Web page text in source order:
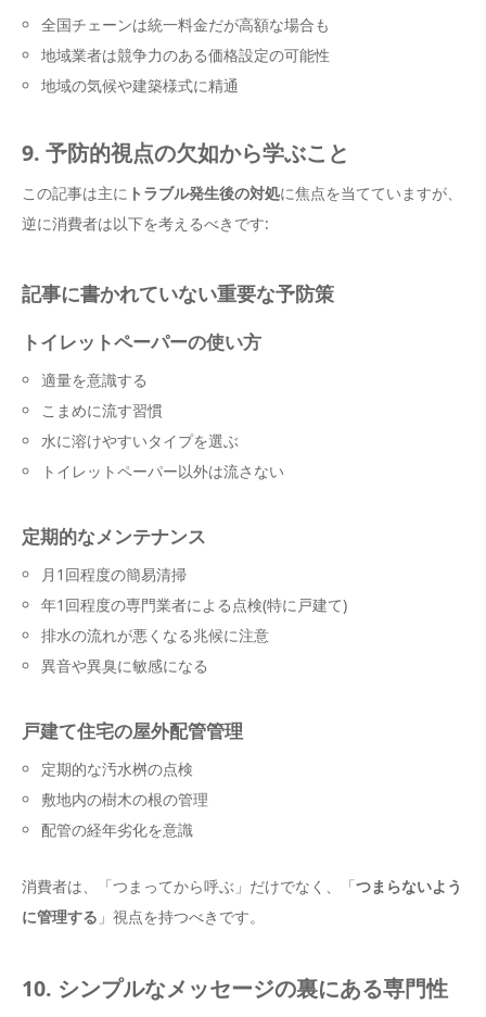
全国チェーンは統一料金だが高額な場合も
地域業者は競争力のある価格設定の可能性
地域の気候や建築様式に精通
9. 予防的視点の欠如から学ぶこと
この記事は主に トラブル発生後の対処に焦点を当てていますが、
逆に消費者は以下を考えるべきです:
記事に書かれていない重要な予防策
トイレットペーパーの使い方
適量を意識する
こまめに流す習慣
水に溶けやすいタイプを選ぶ
トイレットペーパー以外は流さない
定期的なメンテナンス
月1回程度の簡易清掃
年1回程度の専門業者による点検(特に戸建て)
排水の流れが悪くなる兆候に注意
異音や異臭に敏感になる
戸建て住宅の屋外配管管理
定期的な汚水桝の点検
敷地内の樹木の根の管理
配管の経年劣化を意識
消費者は、「つまってから呼ぶ」だけでなく、「つまらないよう
に管理する 」視点を持つべきです。
10. シンプルなメッセージの裏にある専門性